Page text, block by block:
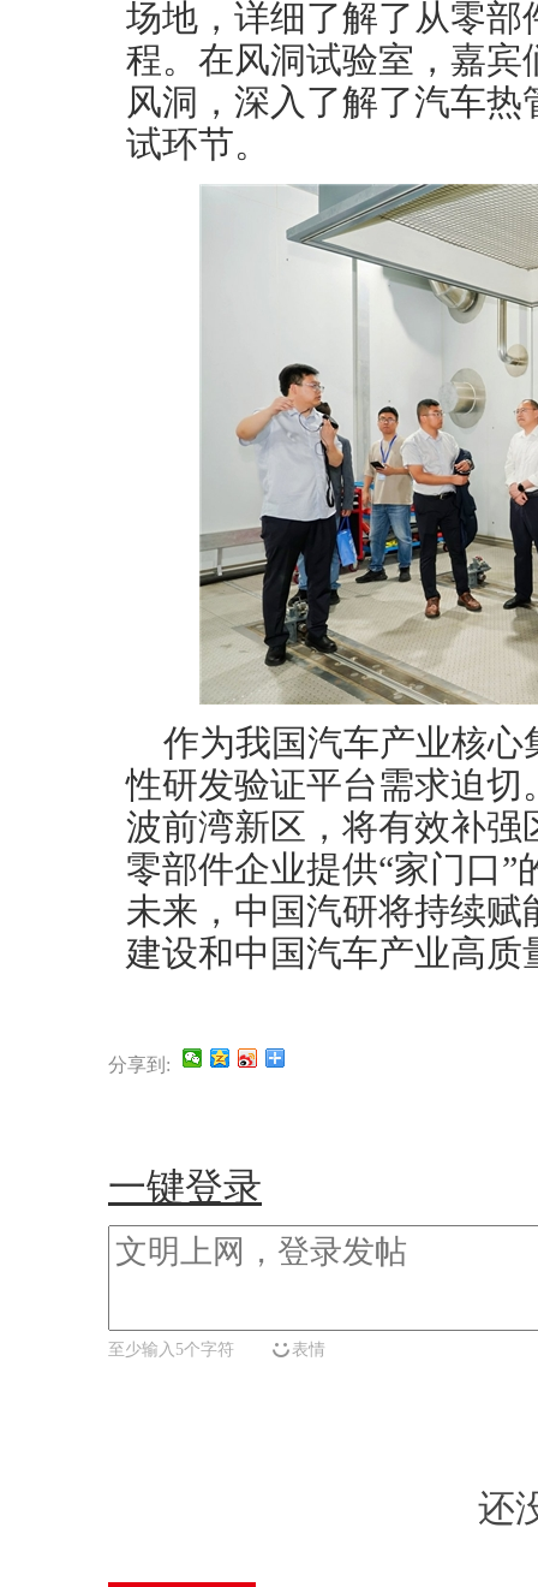
场地，详细了解了从零
程。在风洞试验室，嘉
风洞，深入了解了汽车
试环节。
作为我国汽车产业核
性研发验证平台需求迫
波前湾新区，将有效补
零部件企业提供“家门口
未来，中国汽研将持续
建设和中国汽车产业高质
分享到:
一键登录
至少输入5个字符 表情
还